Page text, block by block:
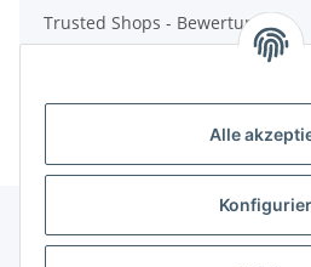
Alle
Trusted Shops - Bewertungen